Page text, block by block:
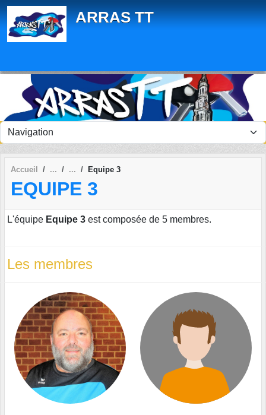
ARRAS TT
Accueil Equipe 3
EQUIPE 3
L'équipe Equipe 3 est composée de 5 membres.
Les membres
Panneau de gestion des cookies